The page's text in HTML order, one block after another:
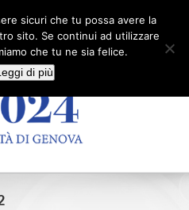
X YouTube
sicuri che tu possa avere la
sito. Se continui ad utilizzare
che tu ne sia felice.
di più